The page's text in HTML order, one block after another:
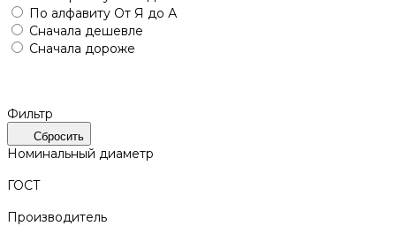
По алфавиту От Я до А
Сначала дешевле
Сначала дороже
Фильтр
Сбросить
Номинальный диаметр
ГОСТ
Производитель